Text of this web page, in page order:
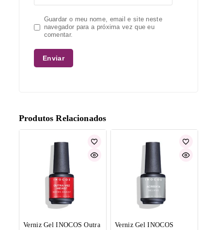
Guardar o meu nome, email e site neste
navegador para a próxima vez que eu
comentar.
Produtos Relacionados
Verniz Gel INOCOS Outra
Verniz Gel INOCOS